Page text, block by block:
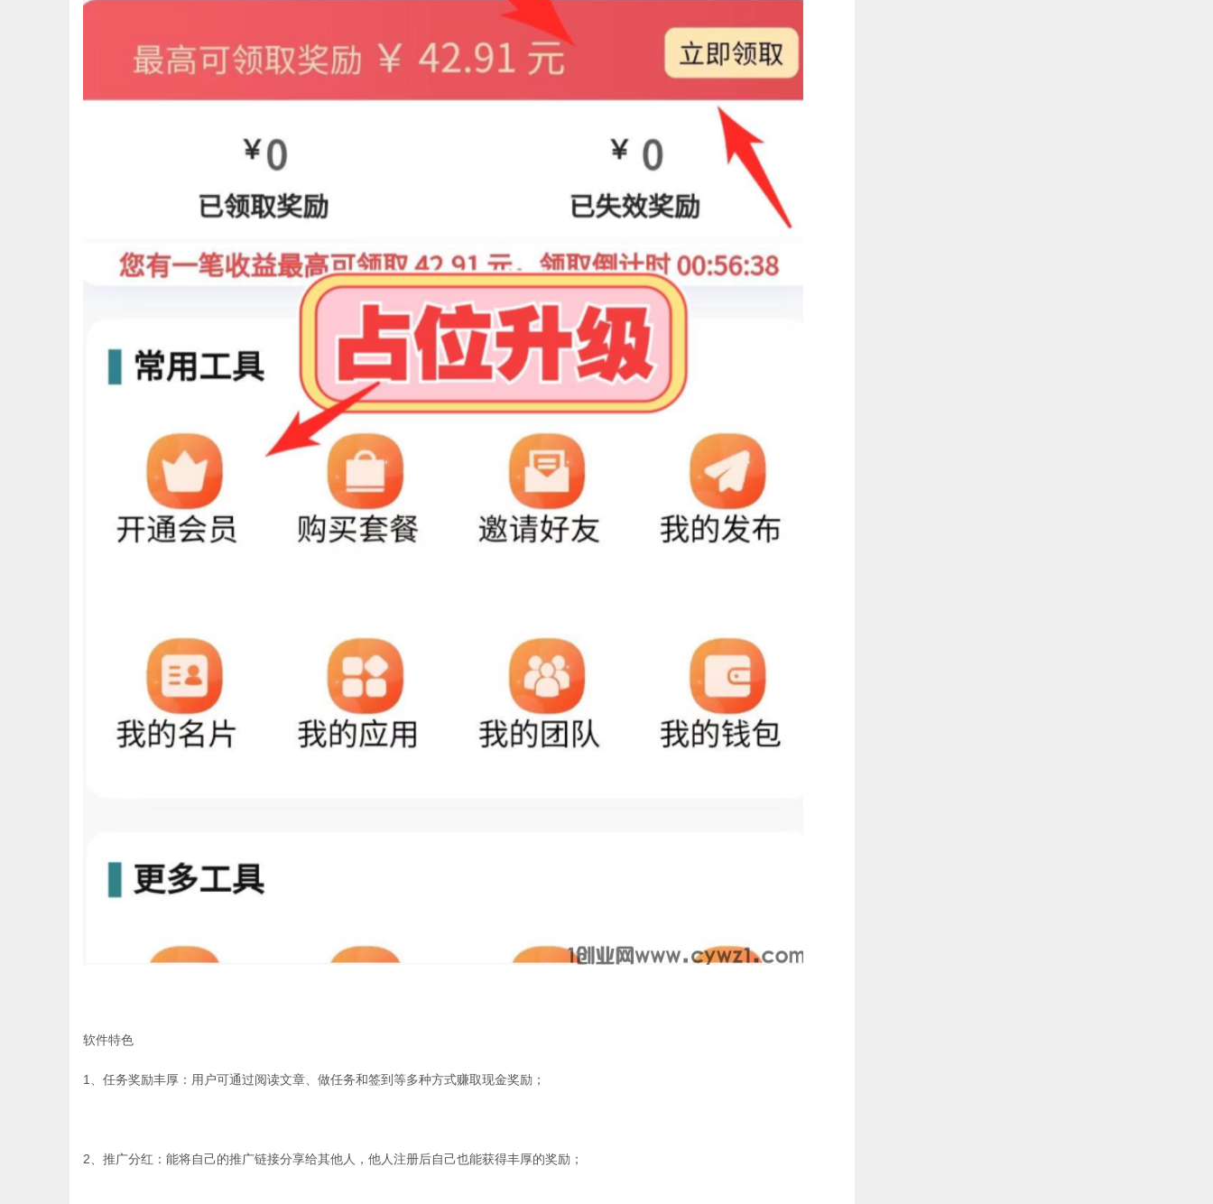
软件特色
1、任务奖励丰厚：用户可通过阅读文章、做任务和签到等多种方式赚取现金奖励；
2、推广分红：能将自己的推广链接分享给其他人，他人注册后自己也能获得丰厚的奖励；